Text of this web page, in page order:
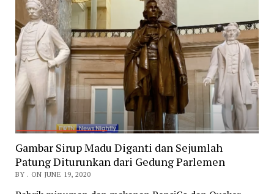
Gambar Sirup Madu Diganti dan Sejumlah
Patung Diturunkan dari Gedung Parlemen
BY . ON JUNE 19, 2020